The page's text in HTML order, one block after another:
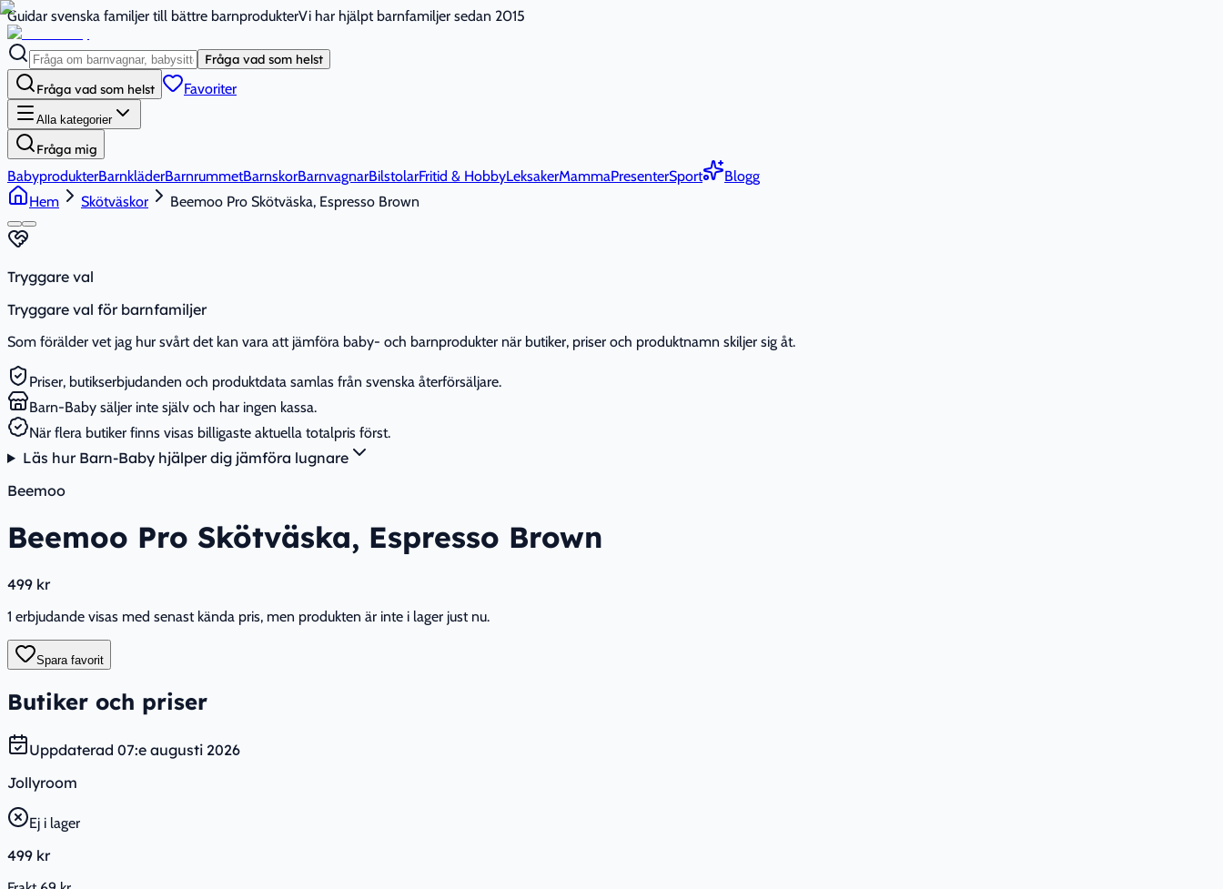
Guidar svenska familjer till bättre barnprodukterVi har hjälpt barnfamiljer sedan 2015
Fråga vad som helst
Fråga vad som helst Favoriter
Alla kategorier
Fråga mig
BabyprodukterBarnkläderBarnrummetBarnskorBarnvagnarBilstolarFritid & HobbyLeksakerMammaPresenterSport
Blogg
Hem
Skötväskor Beemoo Pro Skötväska, Espresso Brown
Tryggare val
Tryggare val för barnfamiljer
Som förälder vet jag hur svårt det kan vara att jämföra baby- och barnprodukter när butiker, priser och produktnamn skiljer sig åt.
Priser, butikserbjudanden och produktdata samlas från svenska återförsäljare.
Barn-Baby säljer inte själv och har ingen kassa.
När flera butiker finns visas billigaste aktuella totalpris först.
Läs hur Barn-Baby hjälper dig jämföra lugnare
Beemoo
Beemoo Pro Skötväska, Espresso Brown
499 kr
1 erbjudande visas med senast kända pris, men produkten är inte i lager just nu.
Spara favorit
Butiker och priser
Uppdaterad 07:e augusti 2026
Jollyroom
Ej i lager
499 kr